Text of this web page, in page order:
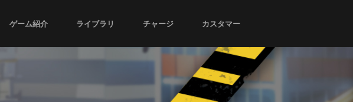
ゲーム紹介 ライブラリ チャージ カスタマー